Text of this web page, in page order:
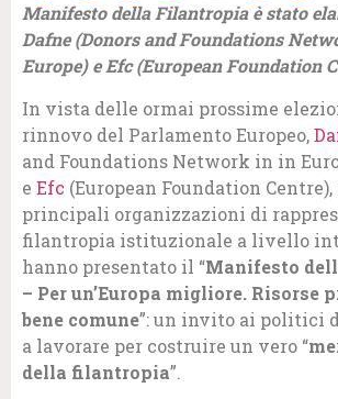
Manifesto della Filantropia è stato
Dafne (Donors and Foundations
Europe) e Efc (European Foundation
In vista delle ormai prossime
rinnovo del Parlamento Europeo,
and Foundations Network in in
e Efc (European Foundation
principali organizzazioni di
filantropia istituzionale a livello
hanno presentato il “Manifesto
– Per un’Europa migliore. Risorse
bene comune”: un invito ai politici
a lavorare per costruire un vero “
della filantropia”.